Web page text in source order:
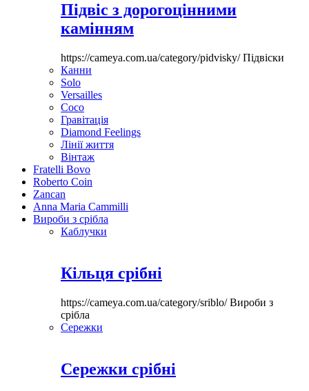
Підвіс з дорогоцінними
камінням
https://cameya.com.ua/category/pidvisky/Підвіски
Канни
Solo
Versailles
Coco
Гравітація
Diamond Feelings
Лінії життя
Вінтаж
Fratelli Bovo
Roberto Coin
Zancan
Anna Maria Cammilli
Вироби з срібла
Каблучки
Кільця срібні
https://cameya.com.ua/category/sriblo/Вироби з
срібла
Сережки
Сережки срібні